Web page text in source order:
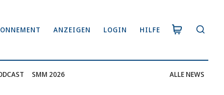
ANZEIGEN LOGIN HILFE
SMM 2026 ALLE NEWS